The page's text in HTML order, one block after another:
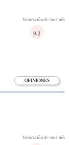
OPINIONES
Valoración de los
9.2
Valoración de los